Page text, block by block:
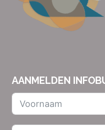
AANMELDEN